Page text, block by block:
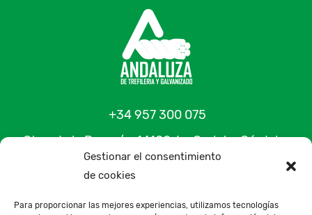
Gestionar el consentimiento
de cookies
Para proporcionar las mejores experiencias, utilizamos tecnologías
+34 957 300 075
Ctra. de la Paz, s/n, 14100, La Carlota, Córdoba,
España
Contacto